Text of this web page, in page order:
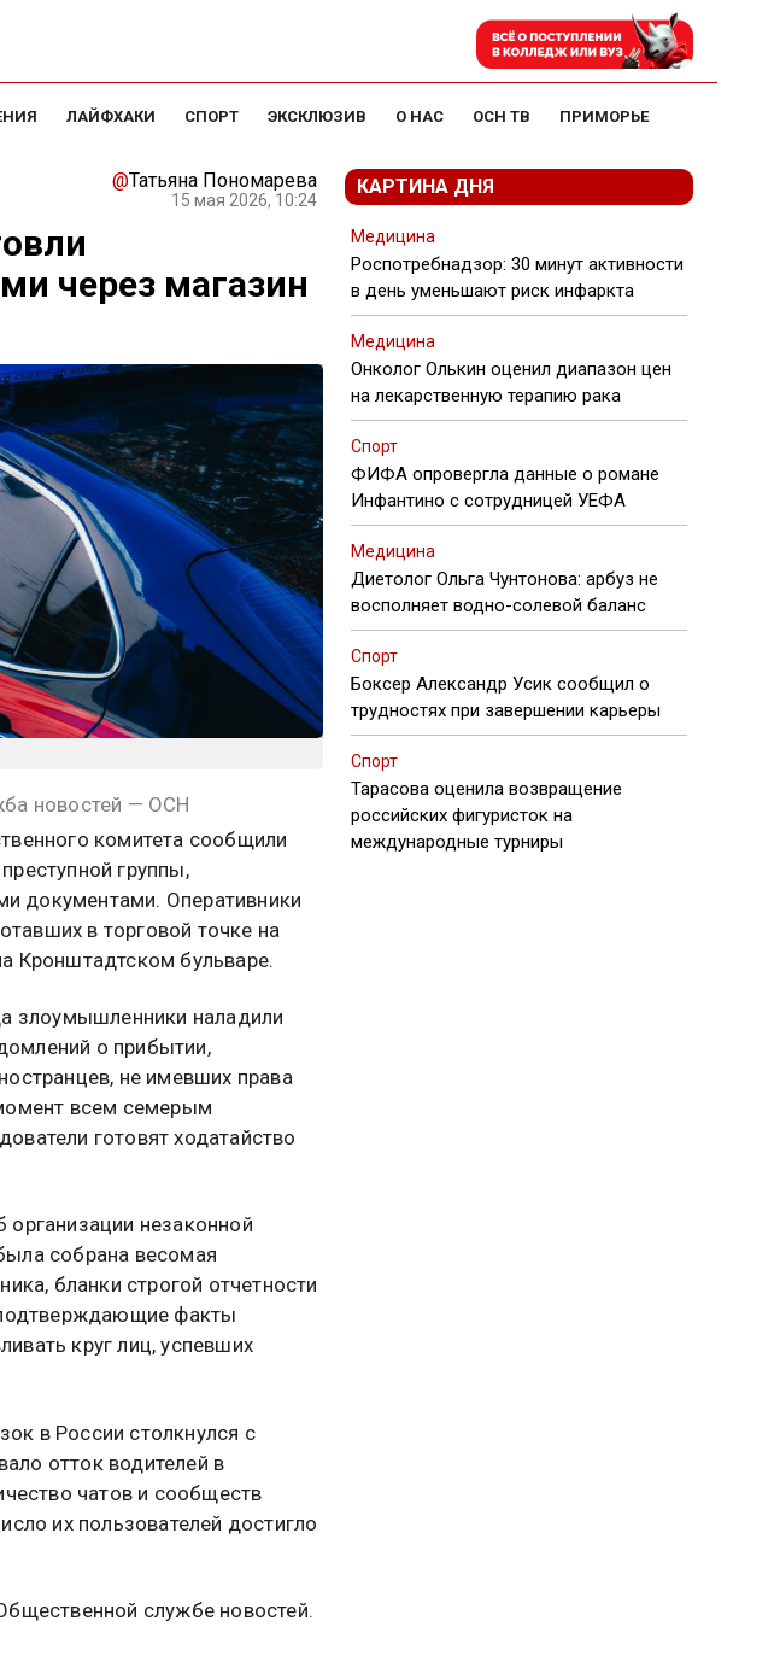
ЛАЙФХАКИ СПОРТ ЭКСКЛЮЗИВ О НАС ОСН ТВ ПРИМОРЬЕ
@Татьяна Пономарева
15 мая 2026, 10:24
через магазин
новостей — ОСН
комитета сообщили
группы,
документами. Оперативники
в торговой точке на
Кронштадтском бульваре.
злоумышленники наладили
о прибытии,
не имевших права
всем семерым
готовят ходатайство
незаконной
собрана весомая
бланки строгой отчетности
факты
круг лиц, успевших
в России столкнулся с
отток водителей в
чатов и сообществ
их пользователей достигло
службе новостей.
КАРТИНА ДНЯ
Медицина
Роспотребнадзор: 30 минут активности
в день уменьшают риск инфаркта
Медицина
Онколог Олькин оценил диапазон цен
на лекарственную терапию рака
Спорт
ФИФА опровергла данные о романе
Инфантино с сотрудницей УЕФА
Медицина
Диетолог Ольга Чунтонова: арбуз не
восполняет водно-солевой баланс
Спорт
Боксер Александр Усик сообщил о
трудностях при завершении карьеры
Спорт
Тарасова оценила возвращение
российских фигуристок на
международные турниры